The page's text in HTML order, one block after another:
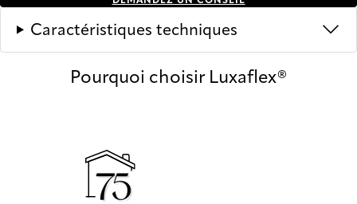
Caractéristiques techniques
Pourquoi choisir Luxaflex®